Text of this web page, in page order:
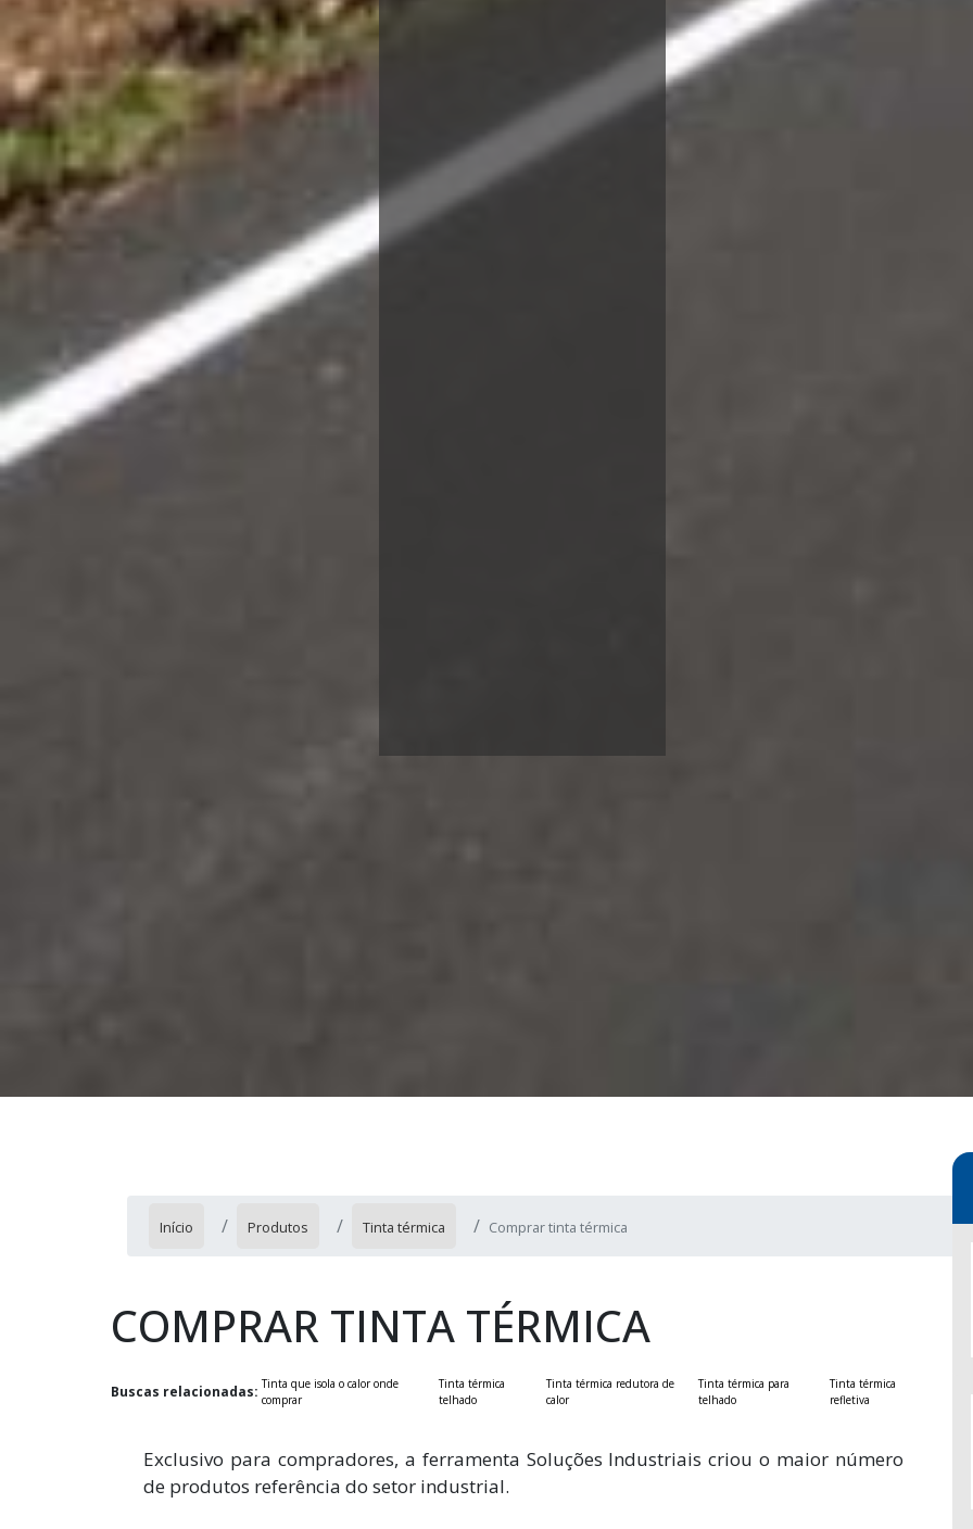
Início Produtos Tinta térmica Comprar tinta térmica
COMPRAR TINTA TÉRMICA
Buscas relacionadas: Tinta que isola o calor onde
comprar
Tinta térmica
telhado
Tinta térmica redutora de
calor
Tinta térmica para
telhado
Tinta térmica
refletiva
Exclusivo para compradores, a ferramenta Soluções Industriais criou o maior número
de produtos referência do setor industrial.